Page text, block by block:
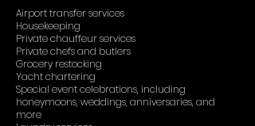
Airport transfer services
Housekeeping
Private chauffeur services
Private chefs and butlers
Grocery restocking
Yacht chartering
Special event celebrations, including
honeymoons, weddings, anniversaries, and
more